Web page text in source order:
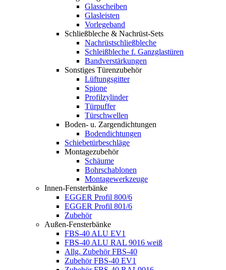
Glasscheiben
Glasleisten
Vorlegeband
Schließbleche & Nachrüst-Sets
Nachrüstschließbleche
Schleißbleche f. Ganzglastüren
Bandverstärkungen
Sonstiges Türenzubehör
Lüftungsgitter
Spione
Profilzylinder
Türpuffer
Türschwellen
Boden- u. Zargendichtungen
Bodendichtungen
Schiebetürbeschläge
Montagezubehör
Schäume
Bohrschablonen
Montagewerkzeuge
Innen-Fensterbänke
EGGER Profil 800/6
EGGER Profil 801/6
Zubehör
Außen-Fensterbänke
FBS-40 ALU EV1
FBS-40 ALU RAL 9016 weiß
Allg. Zubehör FBS-40
Zubehör FBS-40 EV1